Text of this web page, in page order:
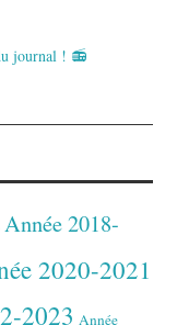
Année 2018-
2020-2021
2023 Année